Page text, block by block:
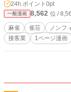
24h.ポイント 0pt
一般漫画 8,562 位 /
麻雀 雀荘 ノンフ
接客業
1ページ漫画